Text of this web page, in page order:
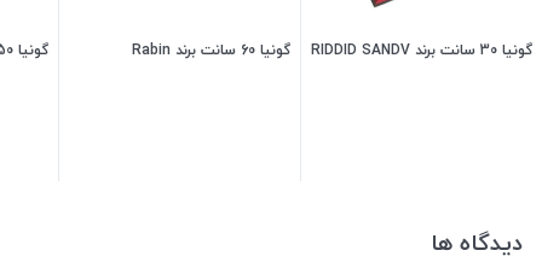
گونیا 30 سانت برند RIDDID SANDV گونیا 60 سانت برند Rabin گونیا 50 سانت برند Rabin
دیدگاه ها